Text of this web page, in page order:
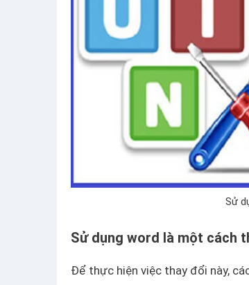
Sử
Sử dụng word là một cách
Để thực hiện việc thay đổi này,